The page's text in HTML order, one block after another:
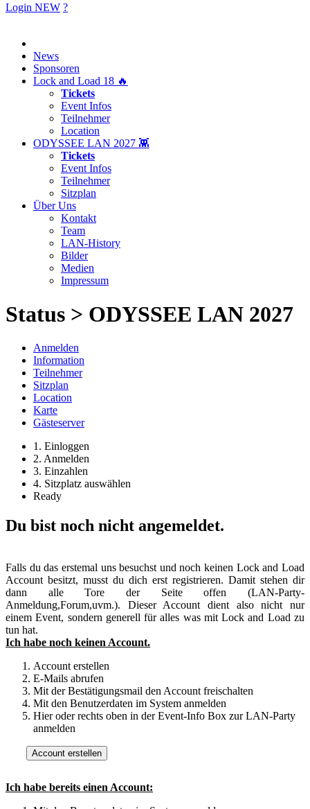
Login NEW ?
News
Sponsoren
Lock and Load 18 🔥
Tickets
Event Infos
Teilnehmer
Location
ODYSSEE LAN 2027 👾
Tickets
Event Infos
Teilnehmer
Sitzplan
Über Uns
Kontakt
Team
LAN-History
Bilder
Medien
Impressum
Status > ODYSSEE LAN 2027
Anmelden
Information
Teilnehmer
Sitzplan
Location
Karte
Gästeserver
1. Einloggen
2. Anmelden
3. Einzahlen
4. Sitzplatz auswählen
Ready
Du bist noch nicht angemeldet.
Falls du das erstemal uns besuchst und noch keinen Lock and Load
Account besitzt, musst du dich erst registrieren. Damit stehen dir
dann alle Tore der Seite offen (LAN-Party-
Anmeldung,Forum,uvm.). Dieser Account dient also nicht nur
einem Event, sondern generell für alles was mit Lock and Load zu
tun hat.
Ich habe noch keinen Account.
Account erstellen
E-Mails abrufen
Mit der Bestätigungsmail den Account freischalten
Mit den Benutzerdaten im System anmelden
Hier oder rechts oben in der Event-Info Box zur LAN-Party
anmelden
Ich habe bereits einen Account: